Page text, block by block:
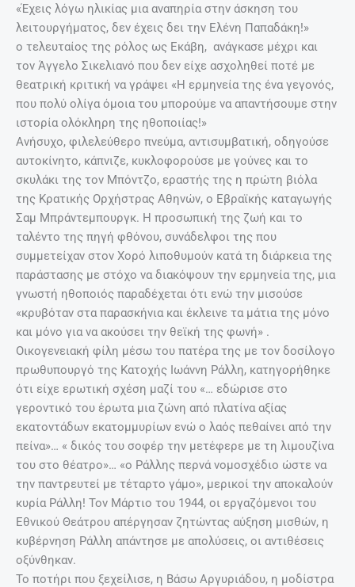
«Έχεις λόγω ηλικίας μια αναπηρία στην άσκηση του
λειτουργήματος, δεν έχεις δει την Ελένη Παπαδάκη!»
ο τελευταίος της ρόλος ως Εκάβη, ανάγκασε μέχρι και
τον Άγγελο Σικελιανό που δεν είχε ασχοληθεί ποτέ με
θεατρική κριτική να γράψει «Η ερμηνεία της ένα γεγονός,
που πολύ ολίγα όμοια του μπορούμε να απαντήσουμε στην
ιστορία ολόκληρη της ηθοποιίας!»
Ανήσυχο, φιλελεύθερο πνεύμα, αντισυμβατική, οδηγούσε
αυτοκίνητο, κάπνιζε, κυκλοφορούσε με γούνες και το
σκυλάκι της τον Μπόντζο, εραστής της η πρώτη βιόλα
της Κρατικής Ορχήστρας Αθηνών, ο Εβραϊκής καταγωγής
Σαμ Μπράντεμπουργκ. Η προσωπική της ζωή και το
ταλέντο της πηγή φθόνου, συνάδελφοι της που
συμμετείχαν στον Χορό λιποθυμούν κατά τη διάρκεια της
παράστασης με στόχο να διακόψουν την ερμηνεία της, μια
γνωστή ηθοποιός παραδέχεται ότι ενώ την μισούσε
«κρυβόταν στα παρασκήνια και έκλεινε τα μάτια της μόνο
και μόνο για να ακούσει την θεϊκή της φωνή» .
Οικογενειακή φίλη μέσω του πατέρα της με τον δοσίλογο
πρωθυπουργό της Κατοχής Ιωάννη Ράλλη, κατηγορήθηκε
ότι είχε ερωτική σχέση μαζί του «… εδώρισε στο
γεροντικό του έρωτα μια ζώνη από πλατίνα αξίας
εκατοντάδων εκατομμυρίων ενώ ο λαός πεθαίνει από την
πείνα»… « δικός του σοφέρ την μετέφερε με τη λιμουζίνα
του στο θέατρο»… «ο Ράλλης περνά νομοσχέδιο ώστε να
την παντρευτεί με τέταρτο γάμο», μερικοί την αποκαλούν
κυρία Ράλλη! Τον Μάρτιο του 1944, οι εργαζόμενοι του
Εθνικού Θεάτρου απέργησαν ζητώντας αύξηση μισθών, η
κυβέρνηση Ράλλη απάντησε με απολύσεις, οι αντιθέσεις
οξύνθηκαν.
Το ποτήρι που ξεχείλισε, η Βάσω Αργυριάδου, η μοδίστρα